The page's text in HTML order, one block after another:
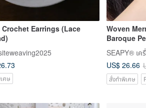
Crochet Earrings (Lace
ศษ
Woven
Baroque
Style,
Tassels,
US$ 26.66
สั่งทำพิเศษ